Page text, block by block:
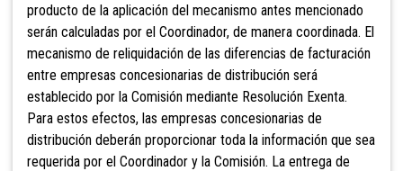
producto de la aplicación del mecanismo antes mencionado
serán calculadas por el Coordinador, de manera coordinada. El
mecanismo de reliquidación de las diferencias de facturación
entre empresas concesionarias de distribución será
establecido por la Comisión mediante Resolución Exenta.
Para estos efectos, las empresas concesionarias de
distribución deberán proporcionar toda la información que sea
requerida por el Coordinador y la Comisión. La entrega de